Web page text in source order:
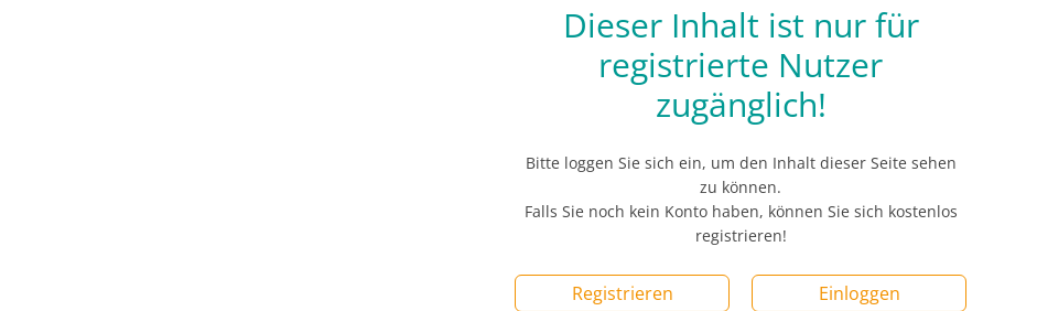
Dieser Inhalt ist nur für
registrierte Nutzer
zugänglich!
Bitte loggen Sie sich ein, um den Inhalt dieser Seite sehen
zu können.
Falls Sie noch kein Konto haben, können Sie sich kostenlos
registrieren!
Registrieren Einloggen